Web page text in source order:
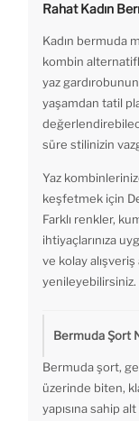
Rahat Kadın
Kadın bermuda
kombin
yaz
yaşamdan tatil
süre stilinizin
Yaz
keşfetmek için
Farklı renkler,
ihtiyaçlarınıza
ve kolay
yenileyebilirsiniz.
Bermuda Şort
Bermuda şort,
üzerinde biten,
yapısına sahip